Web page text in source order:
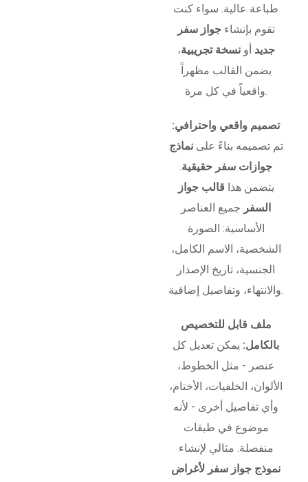
طباعة عالية. سواء كنت
تقوم بإنشاءجواز سفر
جديد أونسخة تجريبية،
يضمن القالب مظهراً
واقعياً في كل مرة.
تصميم واقعي واحترافي:
تم تصميمه بناءً علىنماذج
جوازات سفر حقيقية.
يتضمن هذا قالب جواز
السفر جميع العناصر
الأساسية: الصورة
الشخصية، الاسم الكامل،
الجنسية، تاريخ الإصدار
والانتهاء، وتفاصيل إضافية.
ملف قابل للتخصيص
بالكامل: يمكن تعديل كل
عنصر - مثل الخطوط،
الألوان، الخلفيات، الأختام،
وأي تفاصيل أخرى - لأنه
موضوع في طبقات
منفصلة. مثالي لإنشاء
نموذج جواز سفر لأغراض